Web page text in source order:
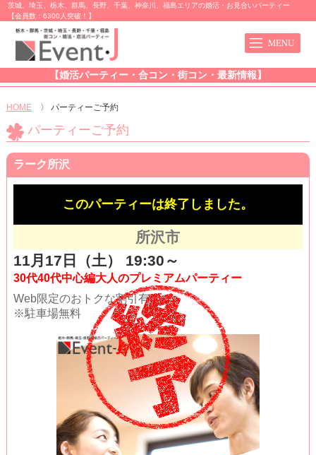
茨城、埼玉、栃木、群馬、長野、千葉、神奈川、福島エリアの婚活・お見合いパーティー
【会員数：6300人突破！】
【婚活パーティー・合コン・街コン・最新情報】
HOME 〉 パーティーご予約
パーティーご予約
ラーク所沢
このパーティーは終了しました。
所沢市
11月17日（土） 19:30～
30代40代中心編大人のプレミアムパーティー
Web限定のおトクな割引有!!
※駐車場無料